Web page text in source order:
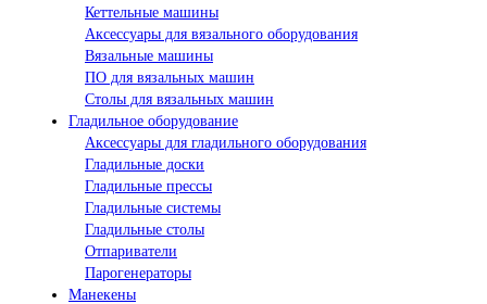
Кеттельные машины
Аксессуары для вязального оборудования
Вязальные машины
ПО для вязальных машин
Столы для вязальных машин
Гладильное оборудование
Аксессуары для гладильного оборудования
Гладильные доски
Гладильные прессы
Гладильные системы
Гладильные столы
Отпариватели
Парогенераторы
Манекены